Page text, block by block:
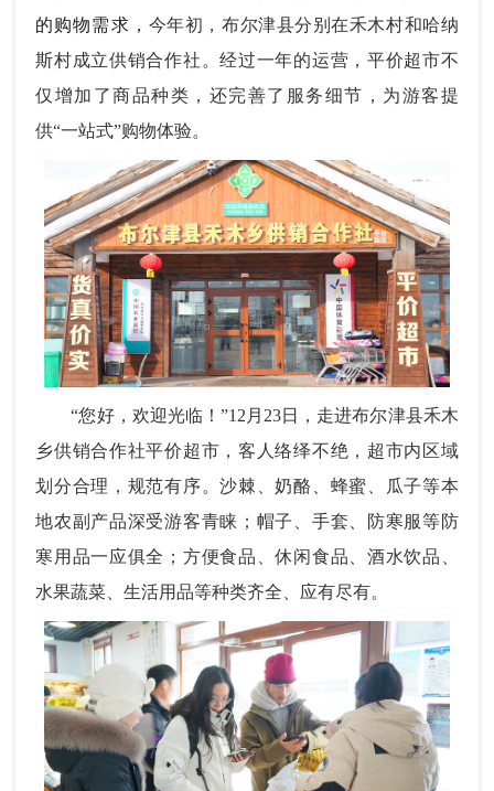
的购物需求， 今年初，布尔津县分别在禾木村和哈纳
斯村成立供销合作社。经过一年的运营，平价超市不
仅增加了商品种类，还完善了服务细节，为游客提
供“一站式”购物体验。
“您好，欢迎光临！”12月23日，走进布尔津县禾木
乡供销合作社平价超市，客人络绎不绝，超市内区域
划分合理，规范有序。沙棘、奶酪、蜂蜜、瓜子等本
地农副产品深受游客青睐；帽子、手套、防寒服等防
寒用品一应俱全；方便食品、休闲食品、酒水饮品、
水果蔬菜、生活用品等种类齐全、应有尽有。